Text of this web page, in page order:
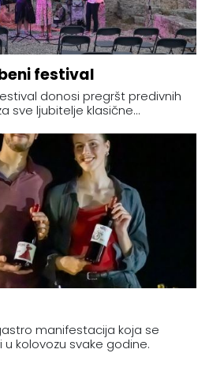
festival
donosi pregršt predivnih
sve ljubitelje klasične...
manifestacija koja se
u kolovozu svake godine.